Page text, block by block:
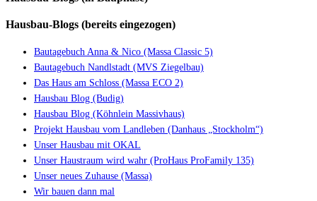
Hausbau-Blogs (bereits eingezogen)
Bautagebuch Anna & Nico (Massa Classic 5)
Bautagebuch Nandlstadt (MVS Ziegelbau)
Das Haus am Schloss (Massa ECO 2)
Hausbau Blog (Budig)
Hausbau Blog (Köhnlein Massivhaus)
Projekt Hausbau vom Landleben (Danhaus „Stockholm“)
Unser Hausbau mit OKAL
Unser Haustraum wird wahr (ProHaus ProFamily 135)
Unser neues Zuhause (Massa)
Wir bauen dann mal